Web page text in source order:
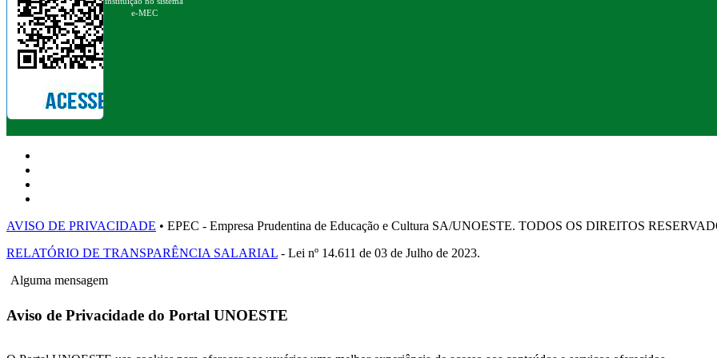
e-MEC
AVISO DE PRIVACIDADE • EPEC - Empresa Prudentina de Educação e Cultura SA/UNOESTE. TODOS OS DIREITOS
RELATÓRIO DE TRANSPARÊNCIA SALARIAL - Lei nº 14.611 de 03 de Julho de 2023.
Alguma mensagem
Aviso de Privacidade do Portal UNOESTE